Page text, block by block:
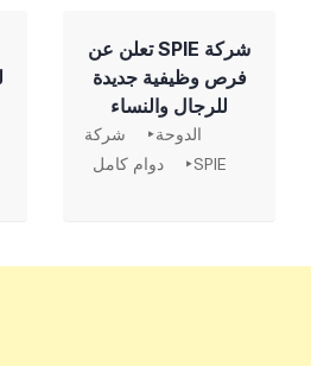
شركة SPIE تعلن عن
فرص وظيفية جديدة
للرجال والنساء
الدوحة
شركة
SPIE
دوام كامل